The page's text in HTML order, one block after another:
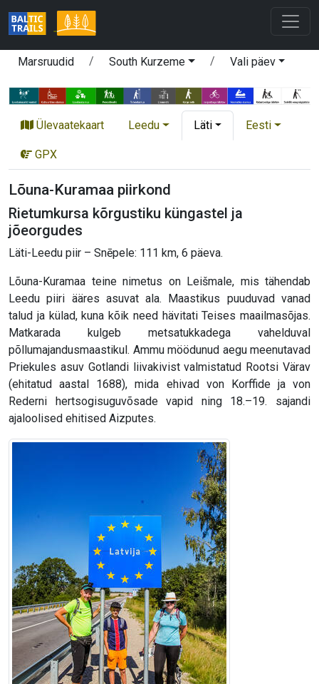
Marsruudid South Kurzeme Vali päev
Ülevaatekaart Leedu Läti Eesti
GPX
Lõuna-Kuramaa piirkond
Rietumkursa kõrgustiku küngastel ja
jõeorgudes
Läti-Leedu piir – Snēpele: 111 km, 6 päeva.
Lõuna-Kuramaa teine nimetus on Leišmale, mis tähendab
Leedu piiri ääres asuvat ala. Maastikus puuduvad vanad
talud ja külad, kuna kõik need hävitati Teises maailmasõjas.
Matkarada kulgeb metsatukkadega vahelduval
põllumajandusmaastikul. Ammu möödunud aegu meenutavad
Priekules asuv Gotlandi liivakivist valmistatud Rootsi Värav
(ehitatud aastal 1688), mida ehivad von Korffide ja von
Rederni hertsogisuguvõsade vapid ning 18.–19. sajandi
ajaloolised ehitised Aizputes.